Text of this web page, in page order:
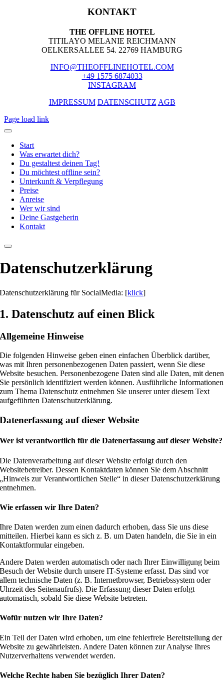
KONTAKT
THE OFFLINE HOTEL
TITILAYO MELANIE REICHMANN
OELKERSALLEE 54. 22769 HAMBURG
INFO@THEOFFLINEHOTEL.COM
+49 1575 6874033
INSTAGRAM
IMPRESSUM DATENSCHUTZ AGB
Page load link
Start
Was erwartet dich?
Du gestaltest deinen Tag!
Du möchtest offline sein?
Unterkunft & Verpflegung
Preise
Anreise
Wer wir sind
Deine Gastgeberin
Kontakt
Datenschutz­erklärung
Datenschutzerklärung für SocialMedia: [klick]
1. Datenschutz auf einen Blick
Allgemeine Hinweise
Die folgenden Hinweise geben einen einfachen Überblick darüber,
was mit Ihren personenbezogenen Daten passiert, wenn Sie diese
Website besuchen. Personenbezogene Daten sind alle Daten, mit denen
Sie persönlich identifiziert werden können. Ausführliche Informationen
zum Thema Datenschutz entnehmen Sie unserer unter diesem Text
aufgeführten Datenschutzerklärung.
Datenerfassung auf dieser Website
Wer ist verantwortlich für die Datenerfassung auf dieser Website?
Die Datenverarbeitung auf dieser Website erfolgt durch den
Websitebetreiber. Dessen Kontaktdaten können Sie dem Abschnitt
„Hinweis zur Verantwortlichen Stelle“ in dieser Datenschutzerklärung
entnehmen.
Wie erfassen wir Ihre Daten?
Ihre Daten werden zum einen dadurch erhoben, dass Sie uns diese
mitteilen. Hierbei kann es sich z. B. um Daten handeln, die Sie in ein
Kontaktformular eingeben.
Andere Daten werden automatisch oder nach Ihrer Einwilligung beim
Besuch der Website durch unsere IT-Systeme erfasst. Das sind vor
allem technische Daten (z. B. Internetbrowser, Betriebssystem oder
Uhrzeit des Seitenaufrufs). Die Erfassung dieser Daten erfolgt
automatisch, sobald Sie diese Website betreten.
Wofür nutzen wir Ihre Daten?
Ein Teil der Daten wird erhoben, um eine fehlerfreie Bereitstellung der
Website zu gewährleisten. Andere Daten können zur Analyse Ihres
Nutzerverhaltens verwendet werden.
Welche Rechte haben Sie bezüglich Ihrer Daten?